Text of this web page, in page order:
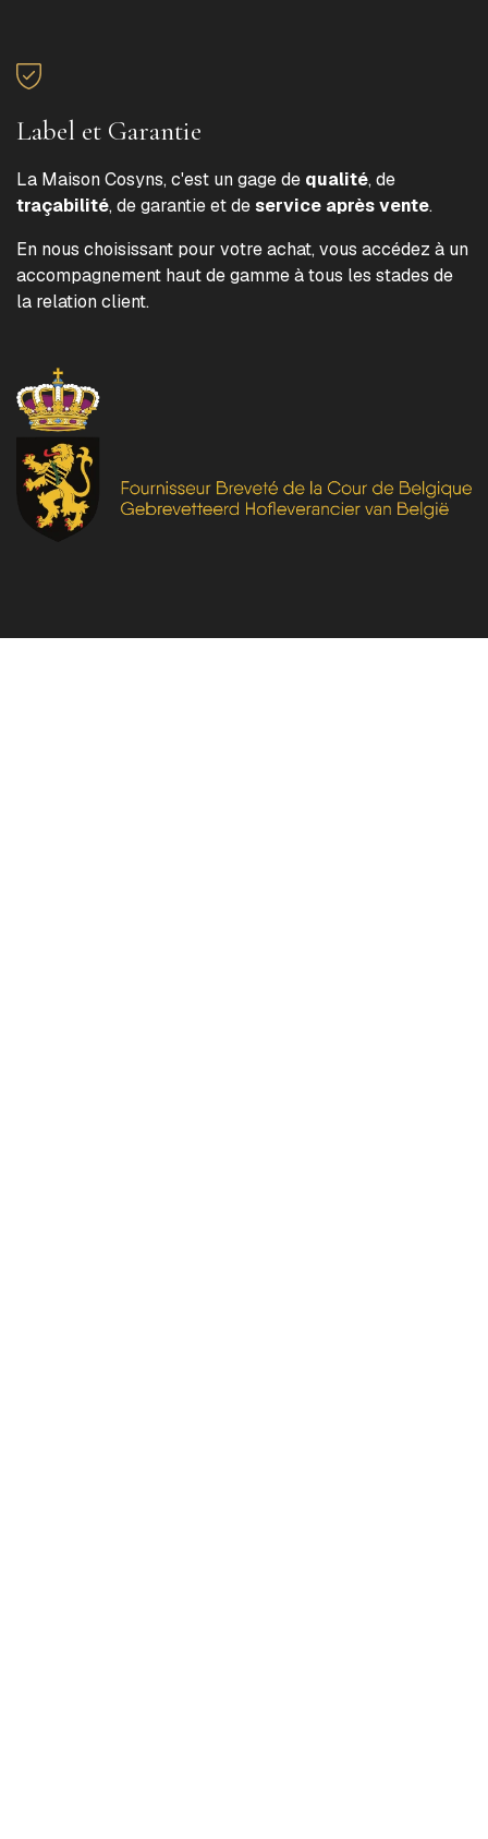
Label et Garantie
La Maison Cosyns, c'est un gage de qualité, de
traçabilité, de garantie et deservice après vente.
En nous choisissant pour votre achat, vous accédez à un
accompagnement haut de gamme à tous les stades de
la relation client.